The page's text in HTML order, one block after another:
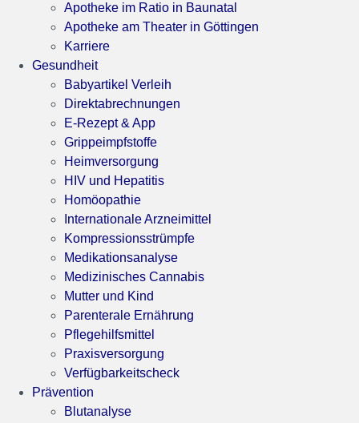
Apotheke im Ratio in Baunatal
Apotheke am Theater in Göttingen
Karriere
Gesundheit
Babyartikel Verleih
Direktabrechnungen
E-Rezept & App
Grippeimpfstoffe
Heimversorgung
HIV und Hepatitis
Homöopathie
Internationale Arzneimittel
Kompressionsstrümpfe
Medikationsanalyse
Medizinisches Cannabis
Mutter und Kind
Parenterale Ernährung
Pflegehilfsmittel
Praxisversorgung
Verfügbarkeitscheck
Prävention
Blutanalyse